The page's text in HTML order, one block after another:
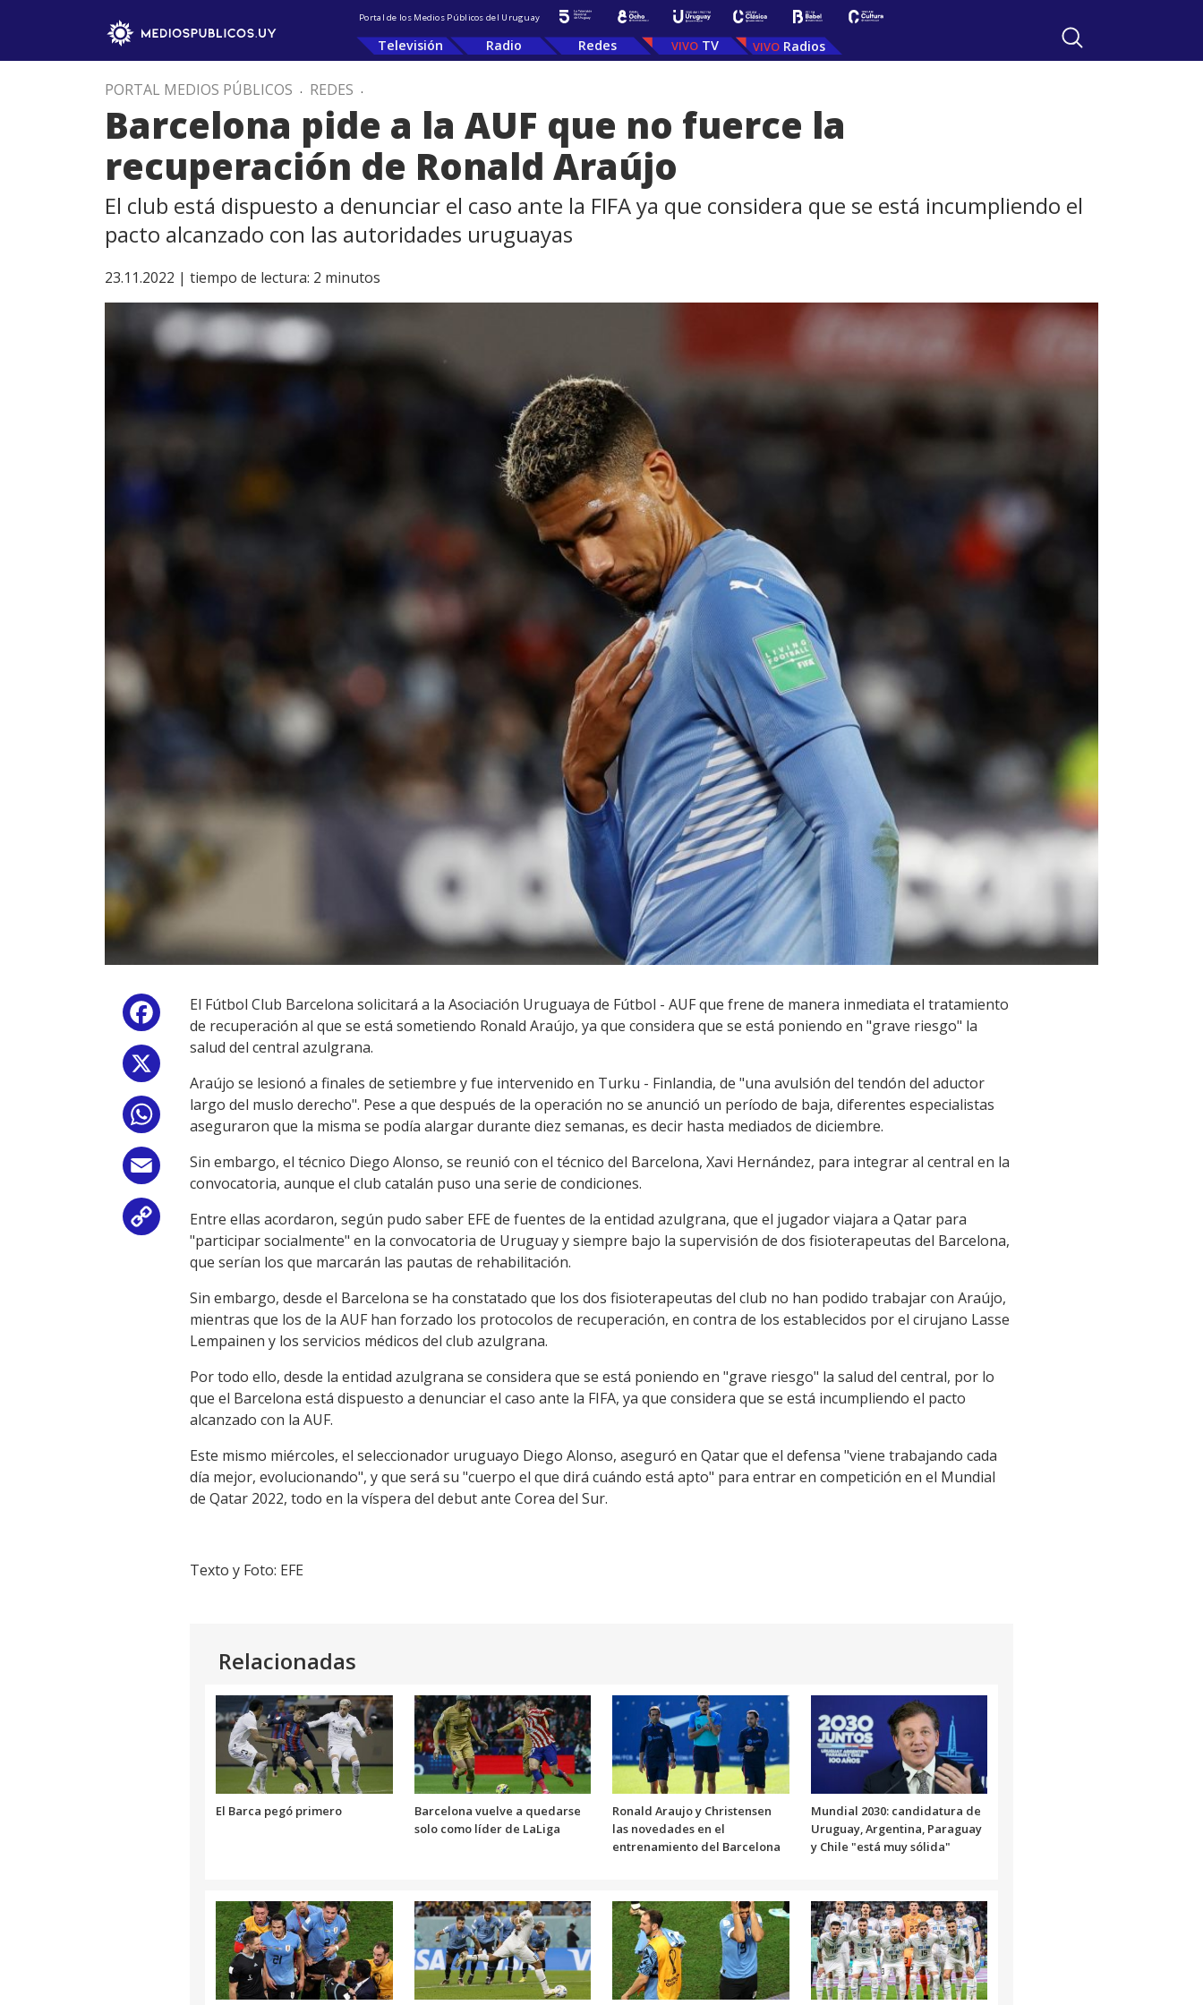
Portal de los Medios Públicos del Uruguay
Televisión Radio Redes TV Radios
PORTAL MEDIOS PÚBLICOS . REDES .
Barcelona pide a la AUF que no fuerce la
recuperación de Ronald Araújo
El club está dispuesto a denunciar el caso ante la FIFA ya que considera que se está incumpliendo el
pacto alcanzado con las autoridades uruguayas
23.11.2022 | tiempo de lectura: 2 minutos
Facebook
WhatsApp
Email
Copy
Link
El Fútbol Club Barcelona solicitará a la Asociación Uruguaya de Fútbol - AUF que frene de manera inmediata el tratamiento
de recuperación al que se está sometiendo Ronald Araújo, ya que considera que se está poniendo en "grave riesgo" la
salud del central azulgrana.
Araújo se lesionó a finales de setiembre y fue intervenido en Turku - Finlandia, de "una avulsión del tendón del aductor
largo del muslo derecho". Pese a que después de la operación no se anunció un período de baja, diferentes especialistas
aseguraron que la misma se podía alargar durante diez semanas, es decir hasta mediados de diciembre.
Sin embargo, el técnico Diego Alonso, se reunió con el técnico del Barcelona, Xavi Hernández, para integrar al central en la
convocatoria, aunque el club catalán puso una serie de condiciones.
Entre ellas acordaron, según pudo saber EFE de fuentes de la entidad azulgrana, que el jugador viajara a Qatar para
"participar socialmente" en la convocatoria de Uruguay y siempre bajo la supervisión de dos fisioterapeutas del Barcelona,
que serían los que marcarán las pautas de rehabilitación.
Sin embargo, desde el Barcelona se ha constatado que los dos fisioterapeutas del club no han podido trabajar con Araújo,
mientras que los de la AUF han forzado los protocolos de recuperación, en contra de los establecidos por el cirujano Lasse
Lempainen y los servicios médicos del club azulgrana.
Por todo ello, desde la entidad azulgrana se considera que se está poniendo en "grave riesgo" la salud del central, por lo
que el Barcelona está dispuesto a denunciar el caso ante la FIFA, ya que considera que se está incumpliendo el pacto
alcanzado con la AUF.
Este mismo miércoles, el seleccionador uruguayo Diego Alonso, aseguró en Qatar que el defensa "viene trabajando cada
día mejor, evolucionando", y que será su "cuerpo el que dirá cuándo está apto" para entrar en competición en el Mundial
de Qatar 2022, todo en la víspera del debut ante Corea del Sur.
Texto y Foto: EFE
Relacionadas
El Barca pegó primero
Barcelona vuelve a quedarse
solo como líder de LaLiga
Ronald Araujo y Christensen
las novedades en el
entrenamiento del Barcelona
Mundial 2030: candidatura de
Uruguay, Argentina, Paraguay
y Chile "está muy sólida"